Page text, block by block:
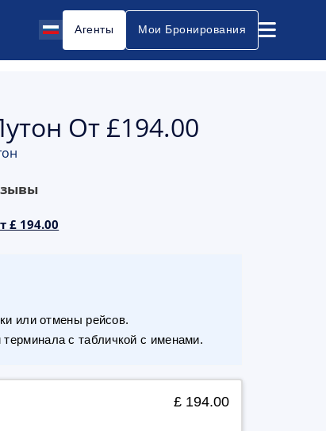
Агенты Мои Бронирования
От £194.00
£ 194.00
или отмены рейсов.
с табличкой с именами.
£ 194.00